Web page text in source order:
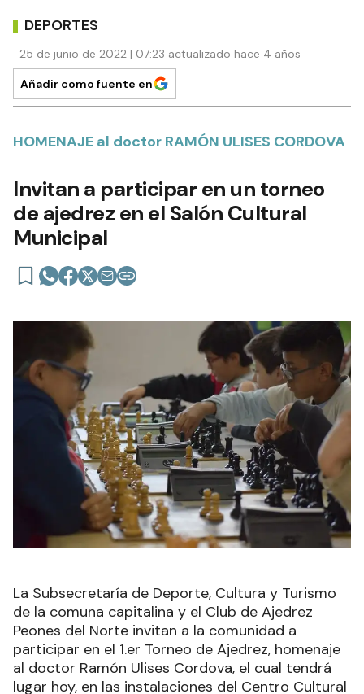
DEPORTES
25 de junio de 2022 | 07:23 actualizado hace 4 años
Añadir como fuente en
HOMENAJE al doctor RAMÓN ULISES CORDOVA
Invitan a participar en un torneo
de ajedrez en el Salón Cultural
Municipal
La Subsecretaría de Deporte, Cultura y Turismo
de la comuna capitalina y el Club de Ajedrez
Peones del Norte invitan a la comunidad a
participar en el 1.er Torneo de Ajedrez, homenaje
al doctor Ramón Ulises Cordova, el cual tendrá
lugar hoy, en las instalaciones del Centro Cultural